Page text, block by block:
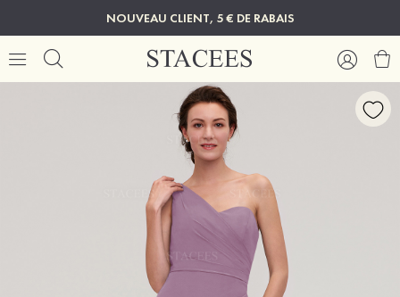
NOUVEAU CLIENT, 5 € DE RABAIS